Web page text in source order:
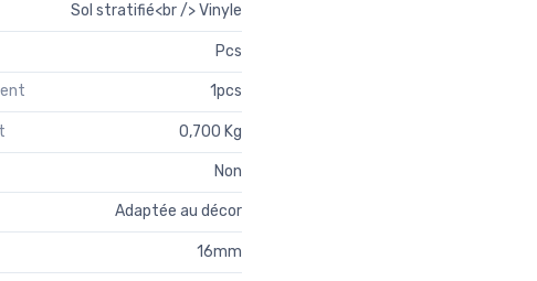
Sol stratifié<br /> Vinyle
Pcs
1pcs
0,700 Kg
Non
Adaptée au décor
16mm